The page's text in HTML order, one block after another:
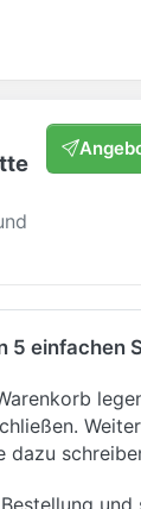
5 einfachen
dazu